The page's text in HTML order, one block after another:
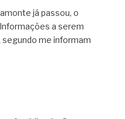
já passou, o
a serem
me informam